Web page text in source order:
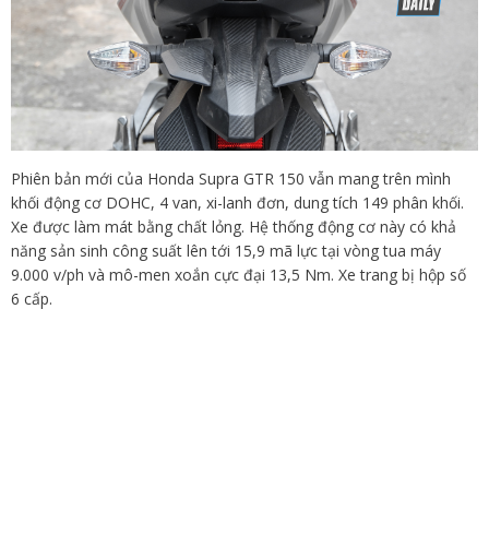
Phiên bản mới của Honda Supra GTR 150 vẫn mang trên mình
khối động cơ DOHC, 4 van, xi-lanh đơn, dung tích 149 phân khối.
Xe được làm mát bằng chất lỏng. Hệ thống động cơ này có khả
năng sản sinh công suất lên tới 15,9 mã lực tại vòng tua máy
9.000 v/ph và mô-men xoắn cực đại 13,5 Nm. Xe trang bị hộp số
6 cấp.